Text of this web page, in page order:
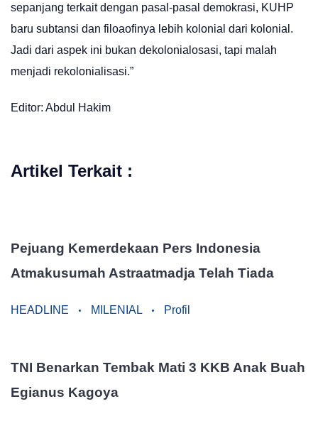
sepanjang terkait dengan pasal-pasal demokrasi, KUHP
baru subtansi dan filoaofinya lebih kolonial dari kolonial.
Jadi dari aspek ini bukan dekolonialosasi, tapi malah
menjadi rekolonialisasi.”
Editor: Abdul Hakim
Artikel Terkait :
Pejuang Kemerdekaan Pers Indonesia
Atmakusumah Astraatmadja Telah Tiada
HEADLINE MILENIAL Profil
TNI Benarkan Tembak Mati 3 KKB Anak Buah
Egianus Kagoya